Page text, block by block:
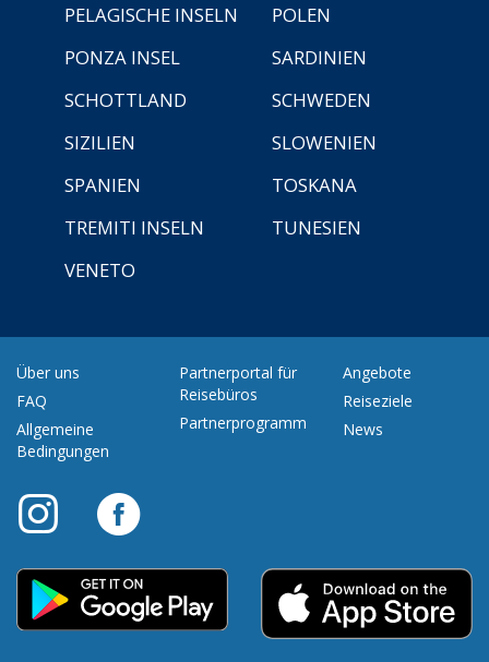
PELAGISCHE INSELN
POLEN
PONZA INSEL
SARDINIEN
SCHOTTLAND
SCHWEDEN
SIZILIEN
SLOWENIEN
SPANIEN
TOSKANA
TREMITI INSELN
TUNESIEN
VENETO
Über uns
FAQ
Allgemeine
Bedingungen
Partnerportal für
Reisebüros
Partnerprogramm
Angebote
Reiseziele
News